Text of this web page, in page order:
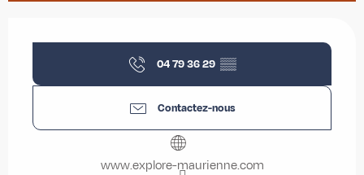
04 79 36 29 ▒▒
Contactez-nous
www.explore-maurienne.com